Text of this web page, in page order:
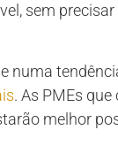
sem
numa
. As PMEs
melhor